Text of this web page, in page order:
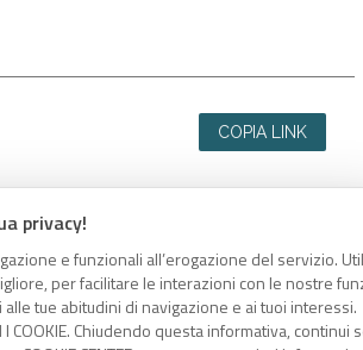
privacy!
e funzionali all’erogazione del servizio.
per facilitare le interazioni con le nostre
tue abitudini di navigazione e ai tuoi interessi.
COOKIE. Chiudendo questa informativa, continui
COPIA LINK